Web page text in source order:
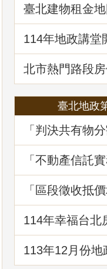
臺北建物租金
筆資訊一起升級
114年地政講堂
北市熱門路段
買租資訊蛇麼
臺北地政
「判決共有物
務及估價之爭
堂回顧
「不動產信託
講堂回顧
「區段徵收抵
決見解分析」
114年幸福台北
囉!歡迎免費索
113年12月份地
「都市更新地